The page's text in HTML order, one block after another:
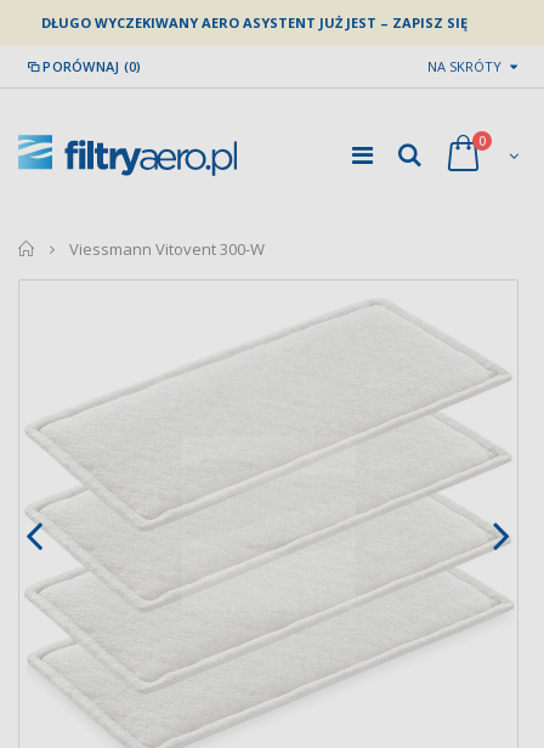
DŁUGO WYCZEKIWANY AERO ASYSTENT JUŻ JEST – ZAPISZ SIĘ
PORÓWNAJ (0) NA SKRÓTY
0
home
Viessmann Vitovent 300-W